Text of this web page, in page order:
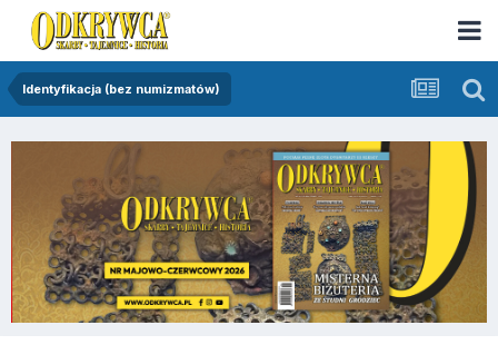
Identyfikacja (bez numizmatów)